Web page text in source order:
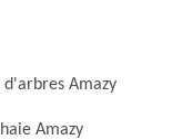
Amazy
Amazy